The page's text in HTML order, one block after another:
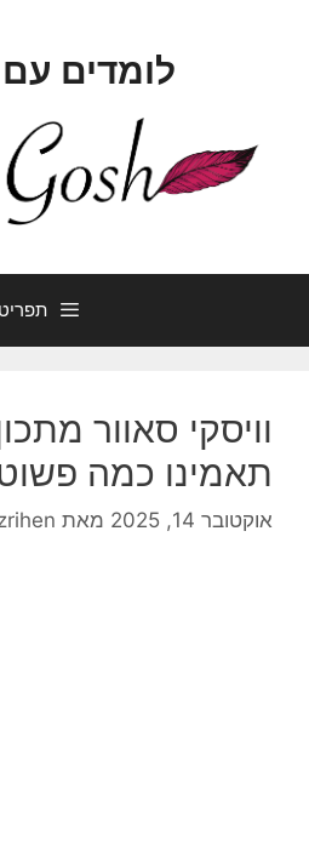
לומדים
תפריט
וויסקי סאוור
תאמינו כמה פשוט
אוקטובר 14, 2025 מאת